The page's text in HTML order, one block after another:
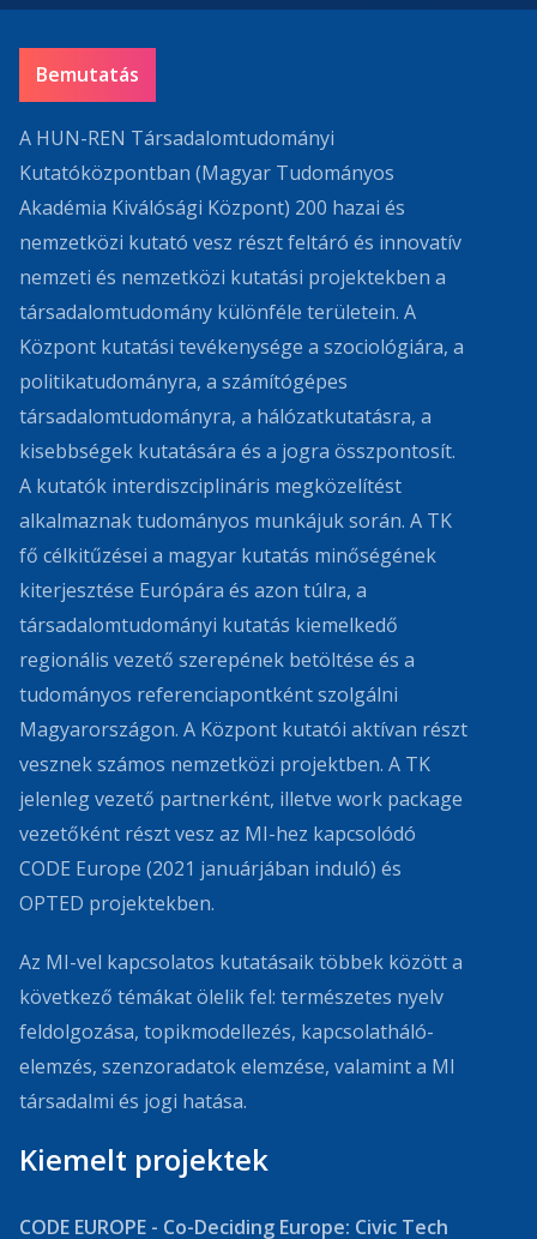
Bemutatás
A HUN-REN Társadalomtudományi
Kutatóközpontban (Magyar Tudományos
Akadémia Kiválósági Központ) 200 hazai és
nemzetközi kutató vesz részt feltáró és innovatív
nemzeti és nemzetközi kutatási projektekben a
társadalomtudomány különféle területein. A
Központ kutatási tevékenysége a szociológiára, a
politikatudományra, a számítógépes
társadalomtudományra, a hálózatkutatásra, a
kisebbségek kutatására és a jogra összpontosít.
A kutatók interdiszciplináris megközelítést
alkalmaznak tudományos munkájuk során. A TK
fő célkitűzései a magyar kutatás minőségének
kiterjesztése Európára és azon túlra, a
társadalomtudományi kutatás kiemelkedő
regionális vezető szerepének betöltése és a
tudományos referenciapontként szolgálni
Magyarországon. A Központ kutatói aktívan részt
vesznek számos nemzetközi projektben. A TK
jelenleg vezető partnerként, illetve work package
vezetőként részt vesz az MI-hez kapcsolódó
CODE Europe (2021 januárjában induló) és
OPTED projektekben.
Az MI-vel kapcsolatos kutatásaik többek között a
következő témákat ölelik fel: természetes nyelv
feldolgozása, topikmodellezés, kapcsolatháló-
elemzés, szenzoradatok elemzése, valamint a MI
társadalmi és jogi hatása.
Kiemelt projektek
CODE EUROPE - Co-Deciding Europe: Civic Tech